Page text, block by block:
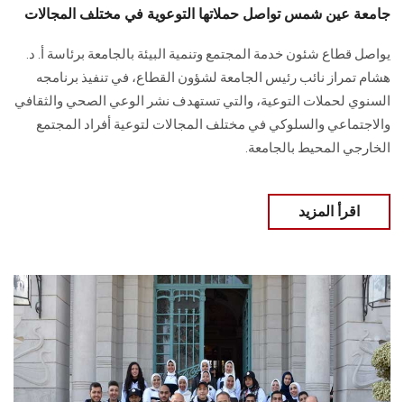
جامعة عين شمس تواصل حملاتها التوعوية في مختلف المجالات
يواصل قطاع شئون خدمة المجتمع وتنمية البيئة بالجامعة برئاسة أ. د.
هشام تمراز نائب رئيس الجامعة لشؤون القطاع، في تنفيذ برنامجه
السنوي لحملات التوعية، والتي تستهدف نشر الوعي الصحي والثقافي
والاجتماعي والسلوكي في مختلف المجالات لتوعية أفراد المجتمع
الخارجي المحيط بالجامعة.
اقرأ المزيد